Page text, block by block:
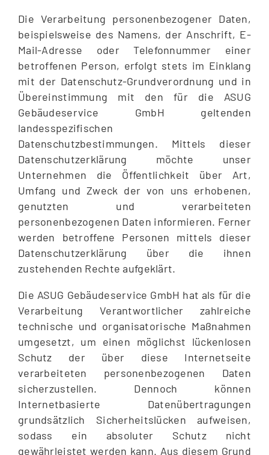
Die Verarbeitung personenbezogener Daten,
beispielsweise des Namens, der Anschrift, E-
Mail-Adresse oder Telefonnummer einer
betroffenen Person, erfolgt stets im Einklang
mit der Datenschutz-Grundverordnung und in
Übereinstimmung mit den für die ASUG
Gebäudeservice GmbH geltenden
landesspezifischen
Datenschutzbestimmungen. Mittels dieser
Datenschutzerklärung möchte unser
Unternehmen die Öffentlichkeit über Art,
Umfang und Zweck der von uns erhobenen,
genutzten und verarbeiteten
personenbezogenen Daten informieren. Ferner
werden betroffene Personen mittels dieser
Datenschutzerklärung über die ihnen
zustehenden Rechte aufgeklärt.
Die ASUG Gebäudeservice GmbH hat als für die
Verarbeitung Verantwortlicher zahlreiche
technische und organisatorische Maßnahmen
umgesetzt, um einen möglichst lückenlosen
Schutz der über diese Internetseite
verarbeiteten personenbezogenen Daten
sicherzustellen. Dennoch können
Internetbasierte Datenübertragungen
grundsätzlich Sicherheitslücken aufweisen,
sodass ein absoluter Schutz nicht
gewährleistet werden kann. Aus diesem Grund